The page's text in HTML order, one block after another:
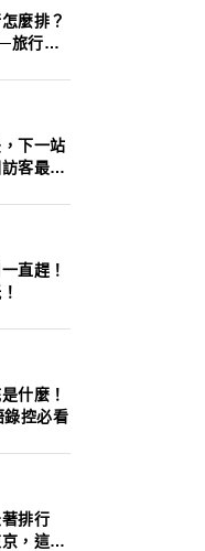
麼排？
旅行不
下一站
客最推
直趕！
什麼！
錄控必看
排行
，這10